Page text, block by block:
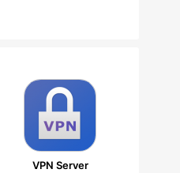
VPN Server